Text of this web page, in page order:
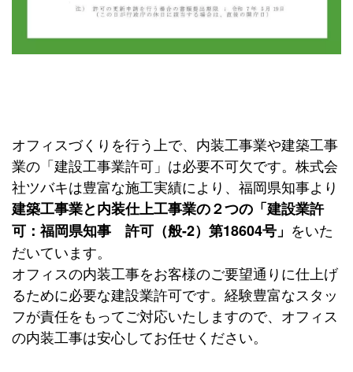
オフィスづくりを行う上で、内装工事業や建築工事
業の「建設工事業許可」は必要不可欠です。株式会
社ツバキは豊富な施工実績により、福岡県知事より
建築工事業と内装仕上工事業の２つの「建設業許
可：福岡県知事 許可（般-2）第18604号」 をいた
だいています。
オフィスの内装工事をお客様のご要望通りに仕上げ
るために必要な建設業許可です。経験豊富なスタッ
フが責任をもってご対応いたしますので、オフィス
の内装工事は安心してお任せください。